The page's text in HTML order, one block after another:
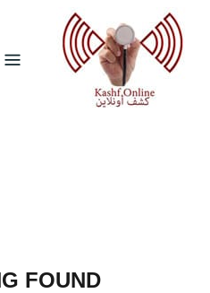
Skip
content
FOUND